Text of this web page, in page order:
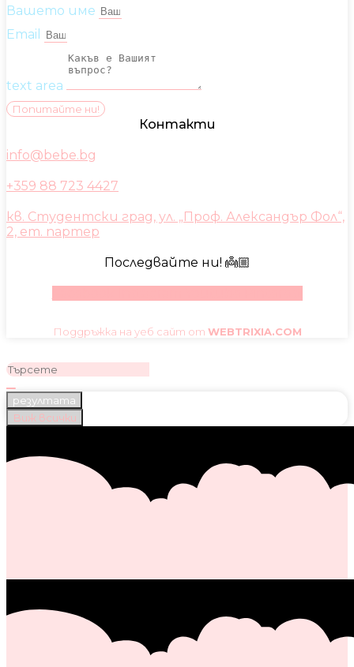
Вашето име
Email
text area
Попитайте ни!
Контакти
info@bebe.bg
+359 88 723 4427
кв. Студентски град, ул. „Проф. Александър Фол“,
2, ет. партер
Последвайте ни! 👼🏼
Поддръжка на уеб сайт от WEBTRIXIA.COM
резултата
Виж всички